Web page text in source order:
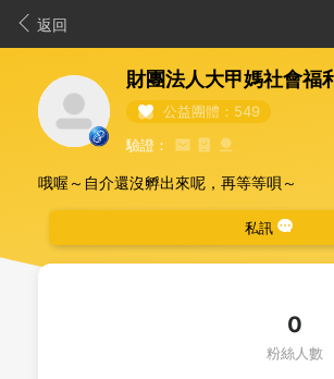
返回
財團法人大甲媽社會福
公益團體：549
驗證：
哦喔～自介還沒孵出來呢，再等等唄～
私訊
0
粉絲人數